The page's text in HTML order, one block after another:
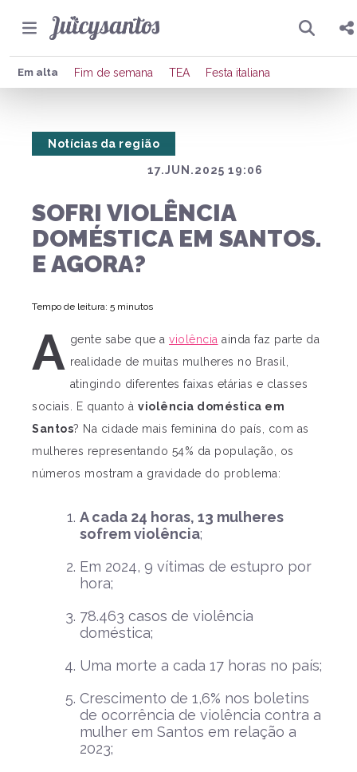
Pesquisar
Compartilhar
Em alta Fim de semana TEA Festa italiana
17.JUN.2025 19:06
Notícias da região
SOFRI VIOLÊNCIA
DOMÉSTICA EM SANTOS.
E AGORA?
Tempo de leitura: 5 minutos
A gente sabe que a violência ainda faz parte da
realidade de muitas mulheres no Brasil,
atingindo diferentes faixas etárias e classes
sociais. E quanto à violência doméstica em
Santos? Na cidade mais feminina do país, com as
mulheres representando 54% da população, os
números mostram a gravidade do problema:
A cada 24 horas, 13 mulheres
sofrem violência;
Em 2024, 9 vítimas de estupro por
hora;
78.463 casos de violência
doméstica;
Uma morte a cada 17 horas no país;
Crescimento de 1,6% nos boletins
de ocorrência de violência contra a
mulher em Santos em relação a
2023;